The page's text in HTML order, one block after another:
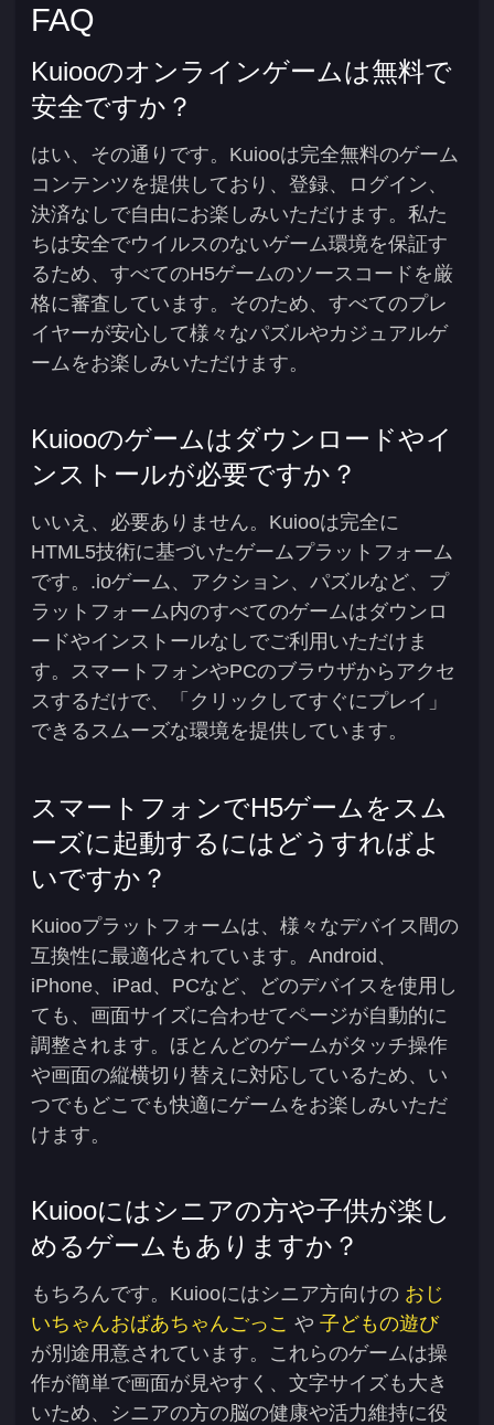
FAQ
Kuiooのオンラインゲームは無料で
安全ですか？
はい、その通りです。Kuiooは完全無料のゲーム
コンテンツを提供しており、登録、ログイン、
決済なしで自由にお楽しみいただけます。私た
ちは安全でウイルスのないゲーム環境を保証す
るため、すべてのH5ゲームのソースコードを厳
格に審査しています。そのため、すべてのプレ
イヤーが安心して様々なパズルやカジュアルゲ
ームをお楽しみいただけます。
Kuiooのゲームはダウンロードやイ
ンストールが必要ですか？
いいえ、必要ありません。Kuiooは完全に
HTML5技術に基づいたゲームプラットフォーム
です。.ioゲーム、アクション、パズルなど、プ
ラットフォーム内のすべてのゲームはダウンロ
ードやインストールなしでご利用いただけま
す。スマートフォンやPCのブラウザからアクセ
スするだけで、「クリックしてすぐにプレイ」
できるスムーズな環境を提供しています。
スマートフォンでH5ゲームをスム
ーズに起動するにはどうすればよ
いですか？
Kuiooプラットフォームは、様々なデバイス間の
互換性に最適化されています。Android、
iPhone、iPad、PCなど、どのデバイスを使用し
ても、画面サイズに合わせてページが自動的に
調整されます。ほとんどのゲームがタッチ操作
や画面の縦横切り替えに対応しているため、い
つでもどこでも快適にゲームをお楽しみいただ
けます。
Kuiooにはシニアの方や子供が楽し
めるゲームもありますか？
もちろんです。Kuiooにはシニア方向けの おじ
いちゃんおばあちゃんごっこ や 子どもの遊び
が別途用意されています。これらのゲームは操
作が簡単で画面が見やすく、文字サイズも大き
いため、シニアの方の脳の健康や活力維持に役